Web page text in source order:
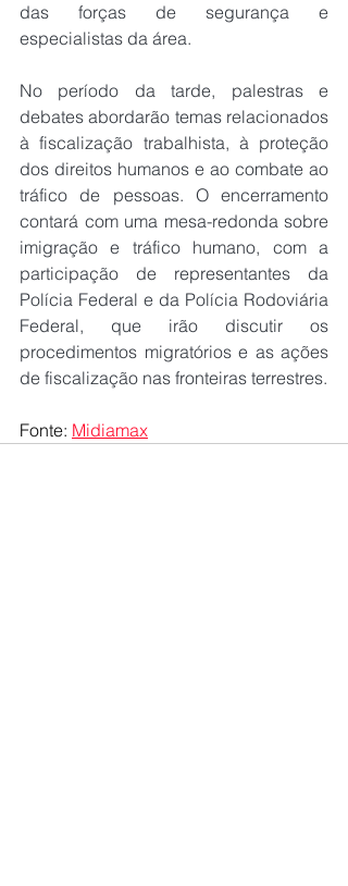
das forças de segurança e
especialistas da área.
No período da tarde, palestras e
debates abordarão temas relacionados
à fiscalização trabalhista, à proteção
dos direitos humanos e ao combate ao
tráfico de pessoas. O encerramento
contará com uma mesa-redonda sobre
imigração e tráfico humano, com a
participação de representantes da
Polícia Federal e da Polícia Rodoviária
Federal, que irão discutir os
procedimentos migratórios e as ações
de fiscalização nas fronteiras terrestres.
Fonte: Midiamax